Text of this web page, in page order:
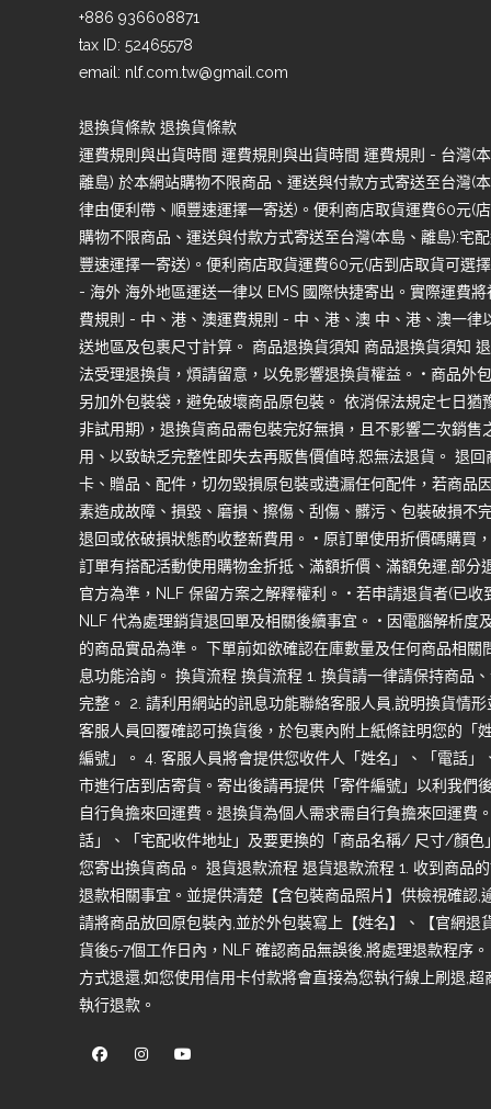
+886 936608871
tax ID: 52465578
email: nlf.com.tw@gmail.com
退換貨條款 退換貨條款
運費規則與出貨時間 運費規則與出貨時間 運費規則 - 台灣(
離島) 於本網站購物不限商品、運送與付款方式寄送至台灣(
律由便利帶、順豐速運擇一寄送)。便利商店取貨運費60元(
購物不限商品、運送與付款方式寄送至台灣(本島、離島):宅
豐速運擇一寄送)。便利商店取貨運費60元(店到店取貨可選
- 海外 海外地區運送一律以 EMS 國際快捷寄出。實際運費
費規則 - 中、港、澳運費規則 - 中、港、澳 中、港、澳一律
送地區及包裹尺寸計算。 商品退換貨須知 商品退換貨須知
法受理退換貨，煩請留意，以免影響退換貨權益。 • 商品外
另加外包裝袋，避免破壞商品原包裝。 依消保法規定七日猶
非試用期)，退換貨商品需包裝完好無損，且不影響二次銷售
用、以致缺乏完整性即失去再販售價值時,恕無法退貨。 退
卡、贈品、配件，切勿毀損原包裝或遺漏任何配件，若商品
素造成故障、損毀、磨損、擦傷、刮傷、髒污、包裝破損不
退回或依破損狀態酌收整新費用。 • 原訂單使用折價碼購買
訂單有搭配活動使用購物金折抵、滿額折價、滿額免運,部分
官方為準，NLF 保留方案之解釋權利。 • 若申請退貨者(已
NLF 代為處理銷貨退回單及相關後續事宜。 • 因電腦解析度
的商品實品為準。 下單前如欲確認在庫數量及任何商品相關
息功能洽詢。 換貨流程 換貨流程 1. 換貨請一律請保持商品
完整。 2. 請利用網站的訊息功能聯絡客服人員,說明換貨情
客服人員回覆確認可換貨後，於包裹內附上紙條註明您的「
編號」。 4. 客服人員將會提供您收件人「姓名」、「電話
市進行店到店寄貨。寄出後請再提供「寄件編號」以利我們
自行負擔來回運費。退換貨為個人需求需自行負擔來回運費
話」、「宅配收件地址」及要更換的「商品名稱/ 尺寸/顏色
您寄出換貨商品。 退貨退款流程 退貨退款流程 1. 收到商品
退款相關事宜。並提供清楚【含包裝商品照片】供檢視確認,
請將商品放回原包裝內,並於外包裝寫上【姓名】、【官網退
貨後5-7個工作日內，NLF 確認商品無誤後,將處理退款程序
方式退還,如您使用信用卡付款將會直接為您執行線上刷退,
執行退款。